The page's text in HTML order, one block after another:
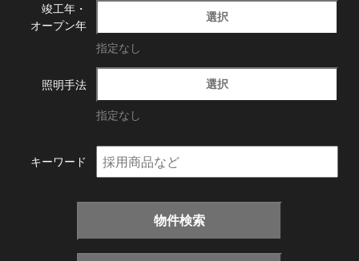
竣工年・
オープン年
選択
指定なし
照明手法 選択
指定なし
キーワード
物件検索